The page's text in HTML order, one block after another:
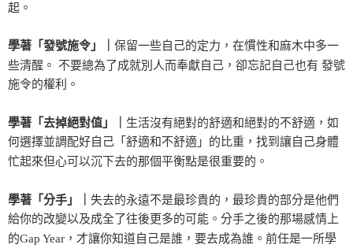
起。
學著「發號施令」｜ 保留一些自己的定力，在慣性和麻木中多一
些清醒。 不要總為了成就別人而奉獻自己，卻忘記自己也有 發號
施令的權利。
學著「去掉絕對值」｜ 生活沒有絕對的舒適和絕對的不舒適，如
何選擇並調配好自己「舒適和不舒適」的比重，找到讓自己身體
忙起來但心可以沉下去的那個平衡點是很重要的。
學著「分手」｜ 失去的永遠不是最珍貴的，最珍貴的部分是他們
給你的改變以及成全了往後更多的可能。分手之後的那場感情上
的Gap Year，才讓你知道自己是誰，要去成為誰。前任是一所學